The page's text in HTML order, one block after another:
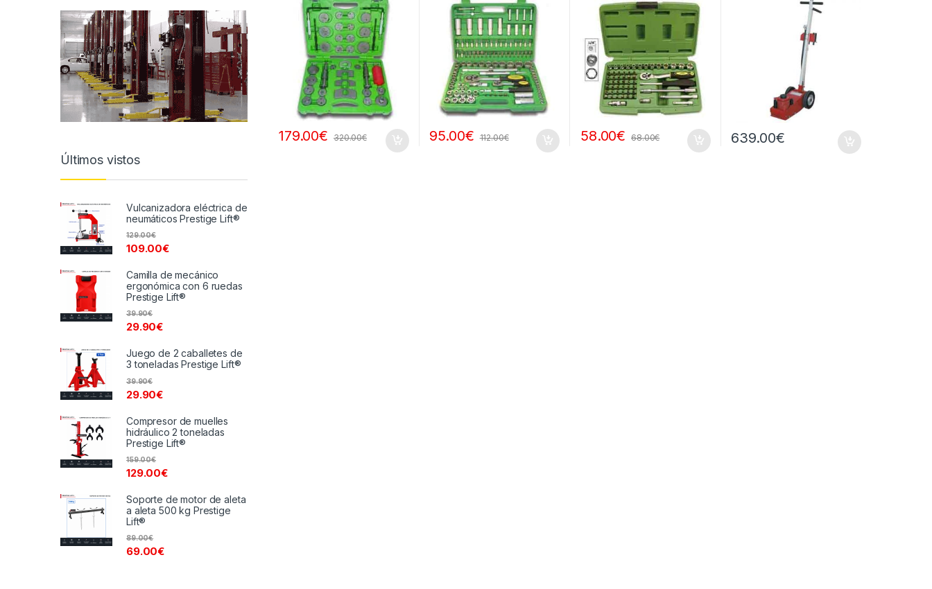
179.00€ 320.00€ 95.00€ 112.00€ 58.00€ 68.00€ 639.00€
Últimos vistos
Vulcanizadora eléctrica de
neumáticos Prestige Lift®
109.00€
129.00€
Camilla de mecánico
ergonómica con 6 ruedas
Prestige Lift®
29.90€
39.90€
Juego de 2 caballetes de
3 toneladas Prestige Lift®
29.90€
39.90€
Compresor de muelles
hidráulico 2 toneladas
Prestige Lift®
129.00€
159.00€
Soporte de motor de aleta
a aleta 500 kg Prestige
Lift®
69.00€
89.00€